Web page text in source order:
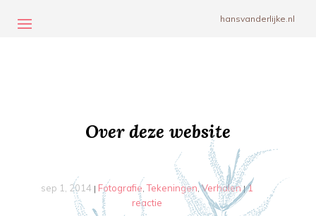
hansvanderlijke.nl
Over deze website
sep 1, 2014 | Fotografie ,Tekeningen ,Verhalen|1
reactie